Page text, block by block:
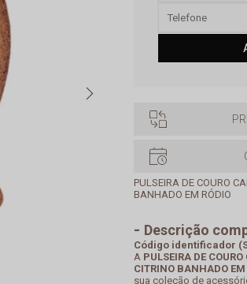
PULSEIRA DE COURO
BANHADO EM RÓDIO
Descrição
Código identificador
A PULSEIRA DE
CITRINO BANHADO EM
sua coleção de